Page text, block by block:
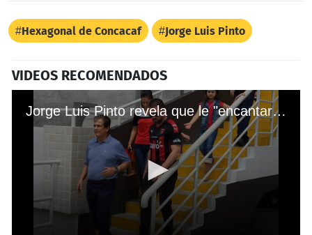
Hexagonal de Concacaf Jorge Luis Pinto
VIDEOS RECOMENDADOS
Jorge Luis Pinto revela que le "encantaría" volver a Costa Rica